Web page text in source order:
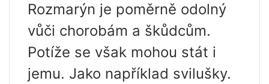
Rozmarýn je poměrně odolný
vůči chorobám a škůdcům.
Potíže se však mohou stát i
jemu. Jako například svilušky.